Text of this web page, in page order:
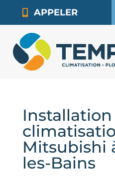
APPELER
Mitsubishi
les-Bains